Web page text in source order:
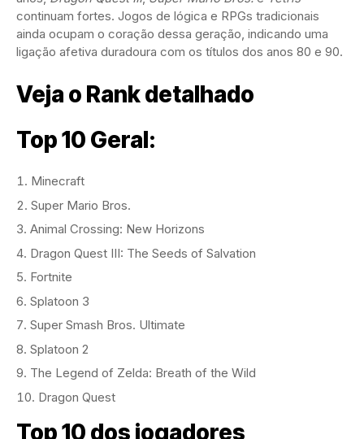
continuam fortes. Jogos de lógica e RPGs tradicionais
ainda ocupam o coração dessa geração, indicando uma
ligação afetiva duradoura com os títulos dos anos 80 e 90.
Veja o Rank detalhado
Top 10 Geral:
Minecraft
Super Mario Bros.
Animal Crossing: New Horizons
Dragon Quest III: The Seeds of Salvation
Fortnite
Splatoon 3
Super Smash Bros. Ultimate
Splatoon 2
The Legend of Zelda: Breath of the Wild
Dragon Quest
Top 10 dos jogadores